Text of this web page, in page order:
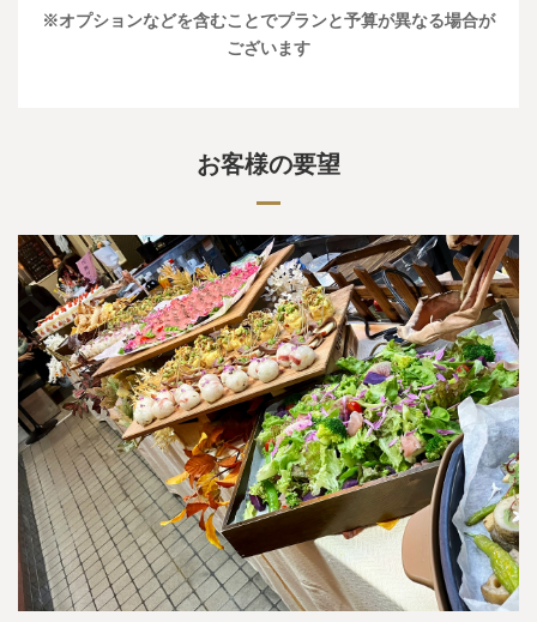
※オプションなどを含むことでプランと予算が異なる場合が
ございます
お客様の要望